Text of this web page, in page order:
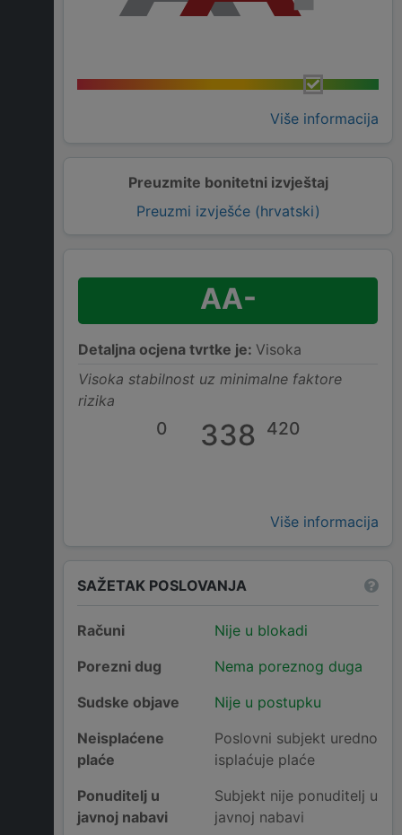
Više informacija
Preuzmite bonitetni izvještaj
Preuzmi izvješće (hrvatski)
AA-
Detaljna ocjena tvrtke je: Visoka
Visoka stabilnost uz minimalne faktore
rizika
0 338 420
Više informacija
SAŽETAK POSLOVANJA
Računi
Nije u blokadi
Porezni dug
Nema poreznog duga
Sudske objave
Nije u postupku
Neisplaćene
plaće
Poslovni subjekt uredno
isplaćuje plaće
Ponuditelj u
javnoj nabavi
Subjekt nije ponuditelj u
javnoj nabavi